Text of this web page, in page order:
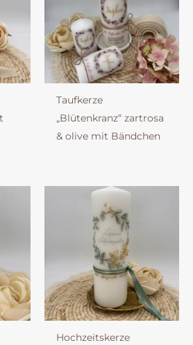
Taufkerze
„Blütenkranz“ zartrosa
& olive mit Bändchen
Hochzeitskerze